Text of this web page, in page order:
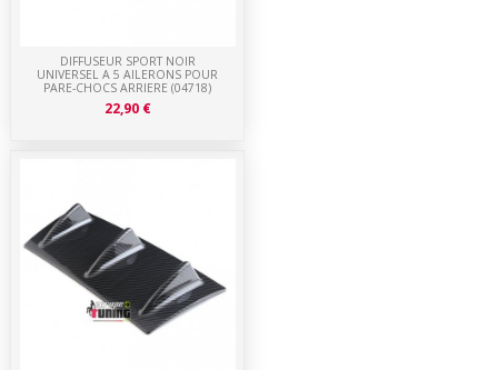
DIFFUSEUR SPORT NOIR
UNIVERSEL A 5 AILERONS POUR
PARE-CHOCS ARRIERE (04718)
22,90 €